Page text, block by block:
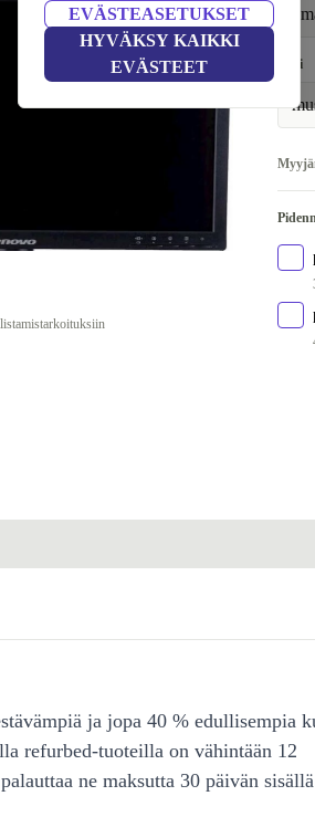
EVÄSTEASETUKSET
HYVÄKSY KAIKKI
EVÄSTEET
Väri
ja jopa 40 % edullisempia
refurbed-tuoteilla on vähintään 12
ne maksutta 30 päivän sisällä